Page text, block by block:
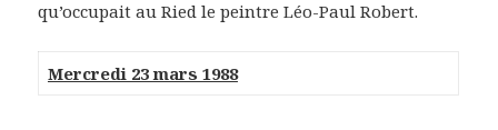
qu’occupait au Ried le peintre Léo-Paul Robert.
Mercredi 23 mars 1988